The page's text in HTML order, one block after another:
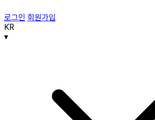
로그인 회원가입
KR
▾